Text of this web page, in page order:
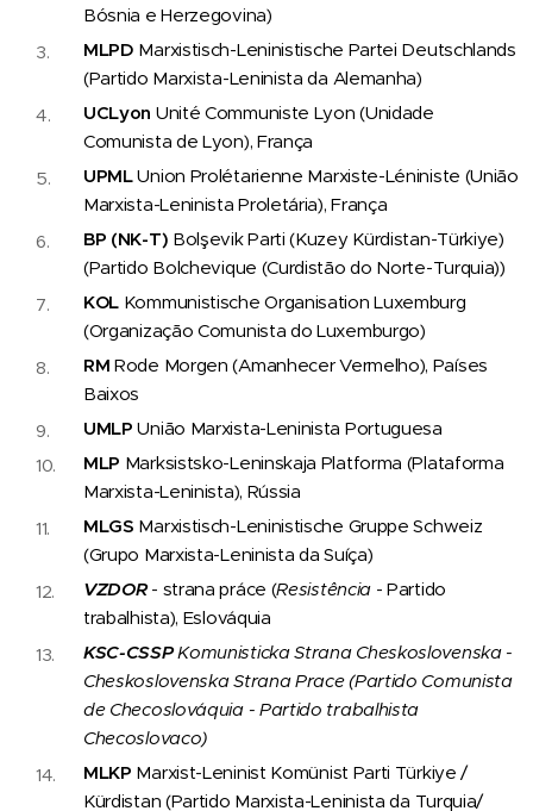
Bósnia e Herzegovina)
MLPD Marxistisch-Leninistische Partei Deutschlands
(Partido Marxista-Leninista da Alemanha)
UCLyon Unité Communiste Lyon (Unidade
Comunista de Lyon), França
UPMLUnion Prolétarienne Marxiste-Léniniste (União
Marxista-Leninista Proletária), França
BP (NK-T) Bolşevik Parti (Kuzey Kürdistan-Türkiye)
(Partido Bolchevique (Curdistão do Norte-Turquia))
KOL Kommunistische Organisation Luxemburg
(Organização Comunista do Luxemburgo)
RM Rode Morgen (Amanhecer Vermelho), Países
Baixos
UMLPUnião Marxista-Leninista Portuguesa
MLP Marksistsko-Leninskaja Platforma (Plataforma
Marxista-Leninista), Rússia
MLGS Marxistisch-Leninistische Gruppe Schweiz
(Grupo Marxista-Leninista da Suíça)
VZDOR- strana práce (Resistência- Partido
trabalhista), Eslováquia
KSC-CSSPKomunisticka Strana Cheskoslovenska-
Cheskoslovenska Strana Prace(Partido Comunista
de Checoslováquia- Partido trabalhista
Checoslovaco)
MLKP Marxist-Leninist Komünist Parti Türkiye /
Kürdistan (Partido Marxista-Leninista da Turquia/